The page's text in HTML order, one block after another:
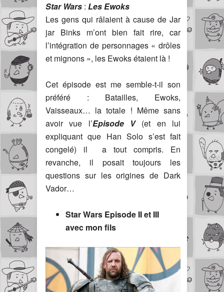
Star Wars : Les Ewoks
Les gens qui râlaient à cause de Jar
jar Binks m’ont bien fait rire, car
l’intégration de personnages « drôles
et mignons », les Ewoks étaient là !
Cet épisode est me semble-t-il son
préféré : Batailles, Ewoks,
Vaisseaux… la totale ! Même sans
avoir vue l’Episode V(et en lui
expliquant que Han Solo s’est fait
congelé) il a tout compris. En
revanche, il posait toujours les
questions sur les origines de Dark
Vador…
Star Wars Episode II et III
avec mon fils